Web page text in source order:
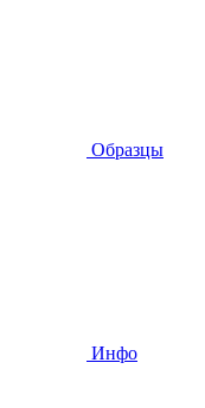
Образцы
Инфо